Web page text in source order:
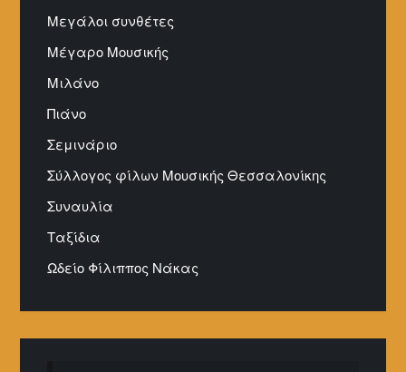
Μεγάλοι συνθέτες
Μέγαρο Μουσικής
Μιλάνο
Πιάνο
Σεμινάριο
Σύλλογος φίλων Μουσικής Θεσσαλονίκης
Συναυλία
Ταξίδια
Ωδείο Φίλιππος Νάκας